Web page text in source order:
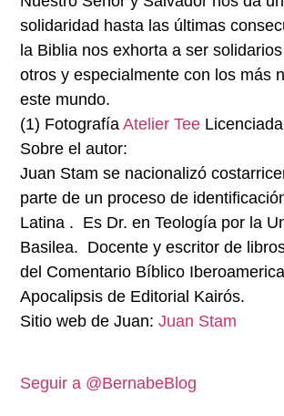
solidaridad hasta las últimas
la Biblia nos exhorta a ser
otros y especialmente con los más
este mundo.
(1) FotografíaAtelier Tee
Sobre el autor:
Juan Stam se nacionalizó
parte de un proceso de
Latina . Es Dr. en Teología por la
Basilea. Docente y escritor de
del Comentario Bíblico
Apocalipsis de Editorial Kairós.
Sitio web de Juan: Juan Stam
Seguir a @BernabeBlog